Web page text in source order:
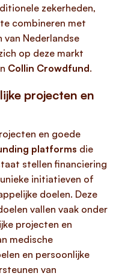
zekerheden,
combineren met
van Nederlandse
op deze markt
Collin Crowdfund.
projecten en
en goede
platforms die
stellen financiering
initiatieven of
doelen. Deze
vallen vaak onder
projecten en
medische
en persoonlijke
van